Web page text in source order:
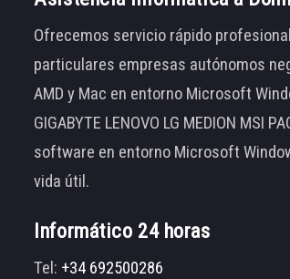
Ofrecemos servicio rápido
particulares empresas autónomos
AMD y Mac en entorno Microsoft
GIGABYTE LENOVO LG MEDION MSI
software en entorno Microsoft
vida útil.
Informático 24 horas
Tel: +34 692500286